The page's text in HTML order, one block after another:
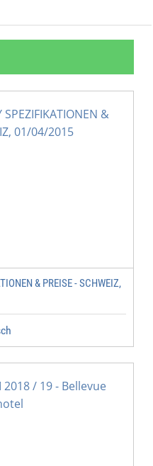
& PREISE - SCHWEIZ,